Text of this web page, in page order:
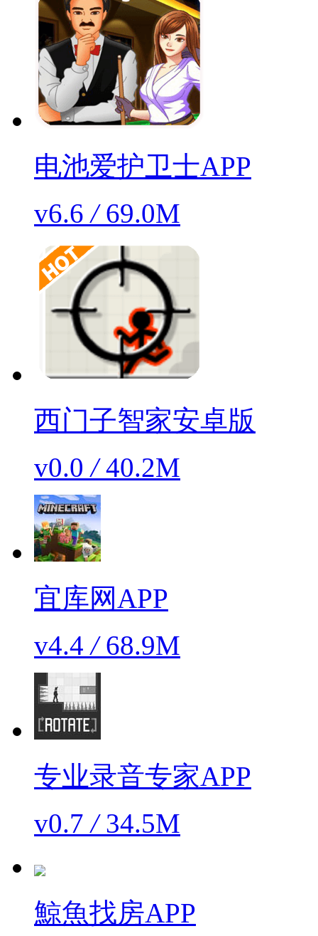
电池爱护卫士APP
v6.6/69.0M
西门子智家安卓版
v0.0/40.2M
宜库网APP
v4.4/68.9M
专业录音专家APP
v0.7/34.5M
鯨魚找房APP